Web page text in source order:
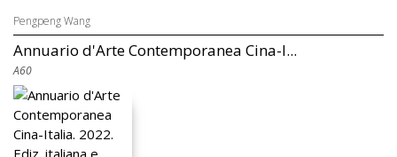
Pengpeng Wang
Annuario d'Arte Contemporanea Cina-I...
A60